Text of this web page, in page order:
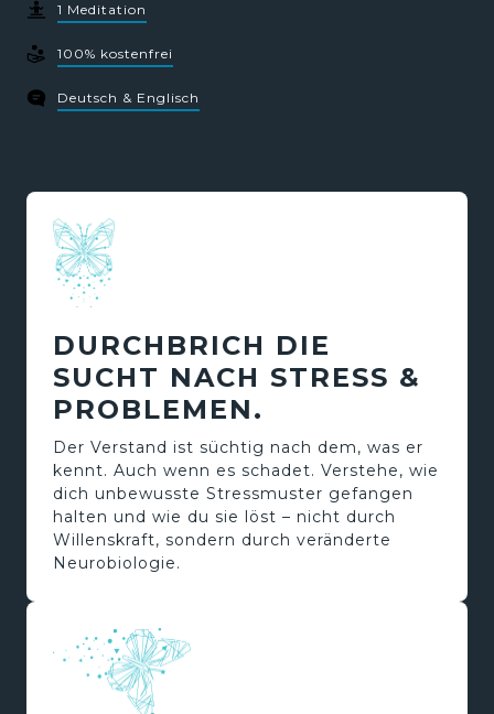
1 Meditation
100% kostenfrei
Deutsch & Englisch
DURCHBRICH DIE
SUCHT NACH STRESS &
PROBLEMEN.
Der Verstand ist süchtig nach dem, was er
kennt. Auch wenn es schadet. Verstehe, wie
dich unbewusste Stressmuster gefangen
halten und wie du sie löst – nicht durch
Willenskraft, sondern durch veränderte
Neurobiologie.